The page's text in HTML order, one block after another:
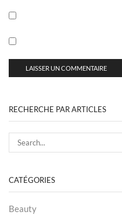
RECHERCHE PAR ARTICLES
CATÉGORIES
Beauty